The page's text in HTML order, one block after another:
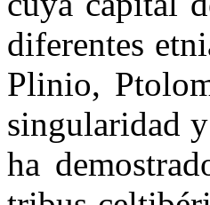
diferentes
Plinio,
singularidad
ha